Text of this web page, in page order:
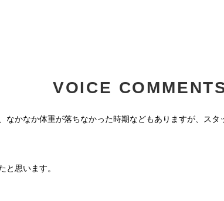
VOICE
なかなか体重が落ちなかった時期などもありますが、ス
と思います。